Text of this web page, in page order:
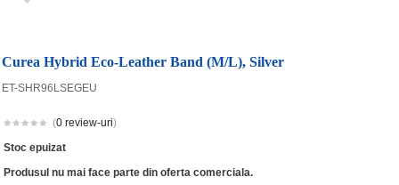
Curea Hybrid Eco-Leather Band (M/L), Silver
ET-SHR96LSEGEU
(0 review-uri)
Stoc epuizat
Produsul nu mai face parte din oferta comerciala.